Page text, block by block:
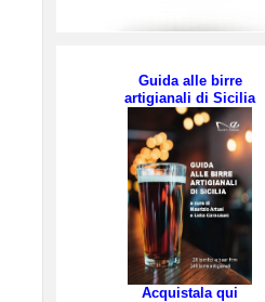
Guida alle birre
artigianali di Sicilia
Acquistala qui